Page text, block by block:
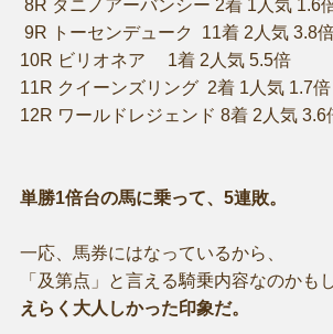
8R タニノアーバンシー 2着 1人気 1.6
9R トーセンデューク 11着 2人気 3.8
10R ビリオネア 1着 2人気 5.5倍
11R クイーンズリング 2着 1人気 1.7倍
12R ワールドレジェンド 8着 2人気 3.6
単勝1倍台の馬に乗って、5連敗。
一応、馬券にはなっているから、
「及第点」と言える騎乗内容なのかも
えらく大人しかった印象だ。